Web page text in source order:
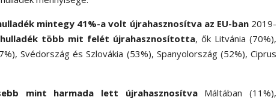
mintegy 41%-a volt újrahasznosítva az EU-ban2019-
több mit felét újrahasznosította, ők Litvánia (70%),
Svédország és Szlovákia (53%), Spanyolország (52%), Ciprus
mint harmada lett újrahasznosítvaMáltában (11%),